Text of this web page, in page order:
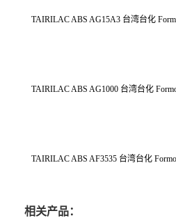
TAIRILAC ABS AG15A3 台湾台化
TAIRILAC ABS AG1000 台湾台化
TAIRILAC ABS AF3535 台湾台化
相关产品：